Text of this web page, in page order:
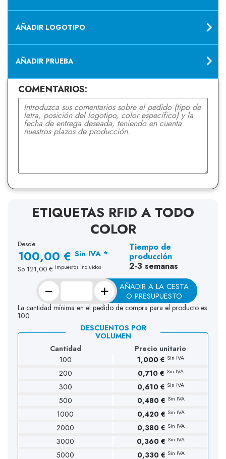
AÑADIR LOGOTIPO
AÑADIR PRUEBA
COMENTARIOS:
ETIQUETAS RFID A TODO
COLOR
Desde
100,00 € Sin IVA *
So 121,00 € Impuestos incluidos
Tiempo de
producción
2-3 semanas
− +
AÑADIR A LA CESTA
O PRESUPUESTO
La cantidad mínima en el pedido de compra para el producto es
100.
DESCUENTOS POR
VOLUMEN
Cantidad
Precio unitario
100
1,000 € Sin IVA
200 0,710 € Sin IVA
300 0,610 € Sin IVA
500 0,480 € Sin IVA
1000 0,420 € Sin IVA
2000 0,380 € Sin IVA
3000 0,360 € Sin IVA
5000 0,330 € Sin IVA